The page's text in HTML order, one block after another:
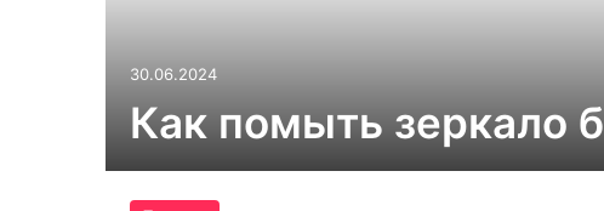
30.06.2024
Как помыть зеркало